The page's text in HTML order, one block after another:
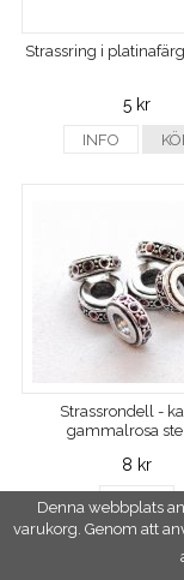
Strassring i
5 kr
INFO
Strassrondell -
gammalrosa
8 kr
INFO
Denna webbplats
varukorg. Genom att